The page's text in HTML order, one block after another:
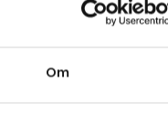
Om